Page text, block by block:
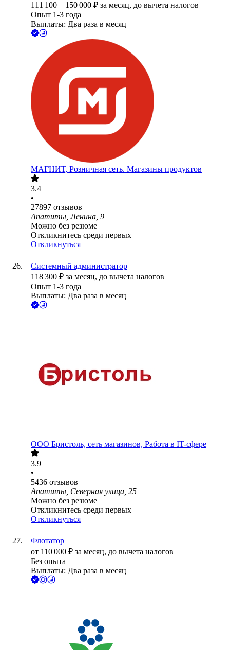
111 100 – 150 000 ₽ за месяц, до вычета налогов
Опыт 1-3 года
Выплаты: Два раза в месяц
МАГНИТ, Розничная сеть. Магазины продуктов
3.4
•
27897 отзывов
Апатиты, Ленина, 9
Можно без резюме
Откликнитесь среди первых
Откликнуться
Системный администратор
118 300 ₽ за месяц, до вычета налогов
Опыт 1-3 года
Выплаты: Два раза в месяц
ООО Бристоль, сеть магазинов, Работа в IT-сфере
3.9
•
5436 отзывов
Апатиты, Северная улица, 25
Можно без резюме
Откликнитесь среди первых
Откликнуться
Флотатор
от 110 000 ₽ за месяц, до вычета налогов
Без опыта
Выплаты: Два раза в месяц